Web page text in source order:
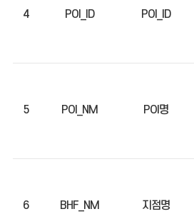
4 POI_ID POI_ID
5 POI_NM POI명
6 BHF_NM 지점명